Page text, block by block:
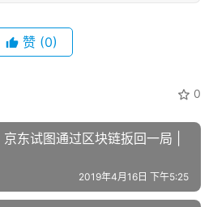
赞 (0)
0
东试图通过区块链扳回一局 |
2019年4月16日 下午5:25